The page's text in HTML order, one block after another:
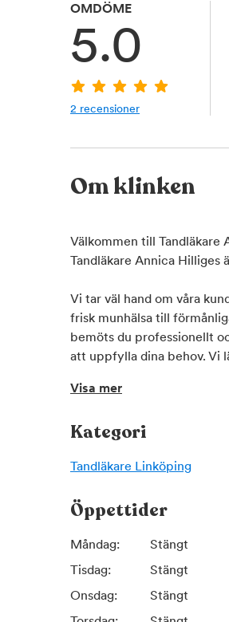
OMDÖME
5.0
2 recensioner
Om klinken
Välkommen till Tandläkare
Tandläkare Annica Hilliges
Vi tar väl hand om våra
frisk munhälsa till förmånliga
bemöts du professionellt
att uppfylla dina behov. Vi
Tveka inte att kontakta oss!
Visa mer
Kategori
Tandläkare Linköping
Öppettider
Måndag:
Stängt
Tisdag:
Stängt
Onsdag:
Stängt